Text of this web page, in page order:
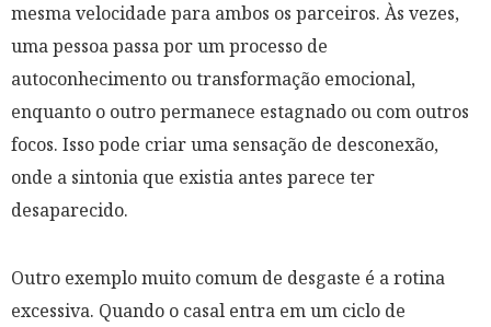
mesma velocidade para ambos os parceiros. Às vezes,
uma pessoa passa por um processo de
autoconhecimento ou transformação emocional,
enquanto o outro permanece estagnado ou com outros
focos. Isso pode criar uma sensação de desconexão,
onde a sintonia que existia antes parece ter
desaparecido.
Outro exemplo muito comum de desgaste é a rotina
excessiva. Quando o casal entra em um ciclo de